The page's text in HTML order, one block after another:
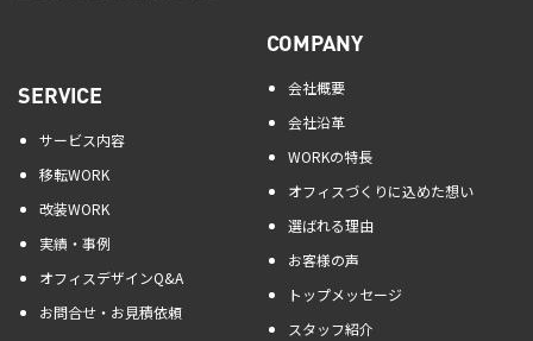
SERVICE
サービス内容
移転WORK
改装WORK
実績・事例
オフィスデザインQ&A
お問合せ・お見積依頼
COMPANY
会社概要
会社沿革
WORKの特長
オフィスづくりに込めた想い
選ばれる理由
お客様の声
トップメッセージ
スタッフ紹介